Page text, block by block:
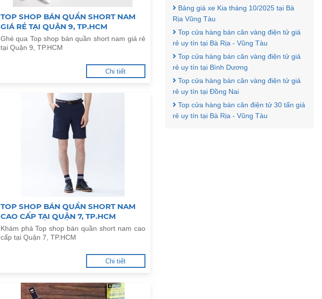
TOP SHOP BÁN QUẦN SHORT NAM
GIÁ RẺ TẠI QUẬN 9, TP.HCM
Ghé qua Top shop bán quần short nam giá rẻ
tại Quận 9, TP.HCM
Chi tiết
TOP SHOP BÁN QUẦN SHORT NAM
CAO CẤP TẠI QUẬN 7, TP.HCM
Khám phá Top shop bán quần short nam cao
cấp tại Quận 7, TP.HCM
Chi tiết
Bảng giá xe Kia tháng 10/2025 tại Bà
Rịa Vũng Tàu
Top cửa hàng bán cân vàng điện tử giá
rẻ uy tín tại Bà Rịa - Vũng Tàu
Top cửa hàng bán cân vàng điện tử giá
rẻ uy tín tại Bình Dương
Top cửa hàng bán cân vàng điện tử giá
rẻ uy tín tại Đồng Nai
Top cửa hàng bán cân điện tử 30 tấn giá
rẻ uy tín tại Bà Rịa - Vũng Tàu